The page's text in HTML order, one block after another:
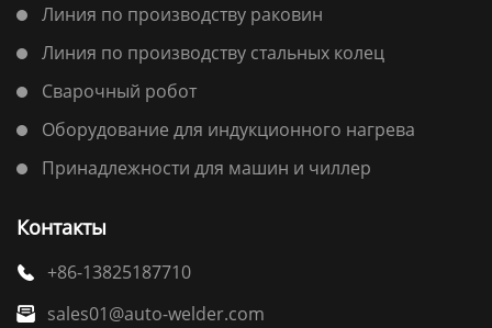
Линия по производству раковин
Линия по производству стальных колец
Сварочный робот
Оборудование для индукционного нагрева
Принадлежности для машин и чиллер
Контакты
 +86-13825187710
 sales01@auto-welder.com